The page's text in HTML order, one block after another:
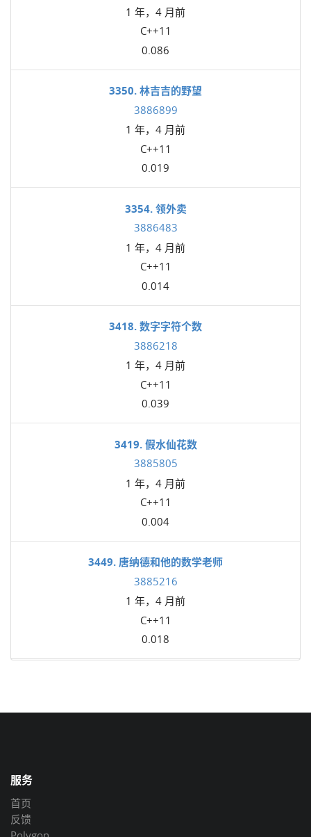
1 年，4 月前
C++11
0.086
3350. 林吉吉的野望
3886899
1 年，4 月前
C++11
0.019
3354. 领外卖
3886483
1 年，4 月前
C++11
0.014
3418. 数字字符个数
3886218
1 年，4 月前
C++11
0.039
3419. 假水仙花数
3885805
1 年，4 月前
C++11
0.004
3449. 唐纳德和他的数学老师
3885216
1 年，4 月前
C++11
0.018
服务
首页
反馈